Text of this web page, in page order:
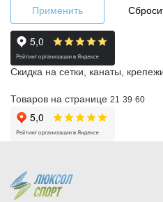
Применить
Скидка на сетки, канаты,
Товаров на странице 21 39 60